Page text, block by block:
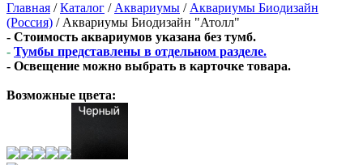
Главная /Каталог / Аквариумы / Аквариумы Биодизайн
(Россия) / Аквариумы Биодизайн "Атолл"
- Стоимость аквариумов указана без тумб.
- Тумбы представлены в отдельном разделе.
- Освещение можно выбрать в карточке товара.
Возможные цвета: